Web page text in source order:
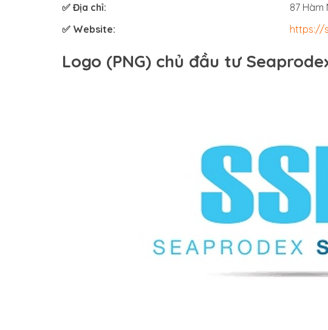
✅ Địa chỉ:
87 Hàm
✅ Website:
https://
Logo (PNG) chủ đầu tư